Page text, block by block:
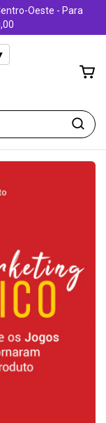
Oeste - Para